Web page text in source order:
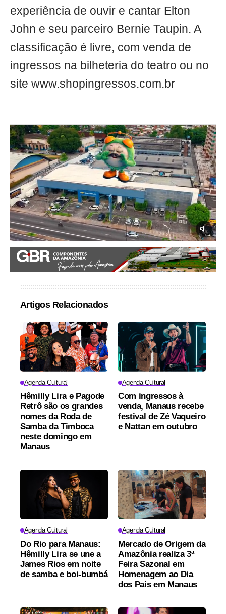
experiência de ouvir e cantar Elton
John e seu parceiro Bernie Taupin. A
classificação é livre, com venda de
ingressos na bilheteria do teatro ou no
site www.shopingressos.com.br
Artigos Relacionados
Agenda Cultural
Hêmilly Lira e Pagode
Retrô são os grandes
nomes da Roda de
Samba da Timboca
neste domingo em
Manaus
Agenda Cultural
Com ingressos à
venda, Manaus recebe
festival de Zé Vaqueiro
e Nattan em outubro
Agenda Cultural
Do Rio para Manaus:
Hêmilly Lira se une a
James Rios em noite
de samba e boi-bumbá
Agenda Cultural
Mercado de Origem da
Amazônia realiza 3ª
Feira Sazonal em
Homenagem ao Dia
dos Pais em Manaus